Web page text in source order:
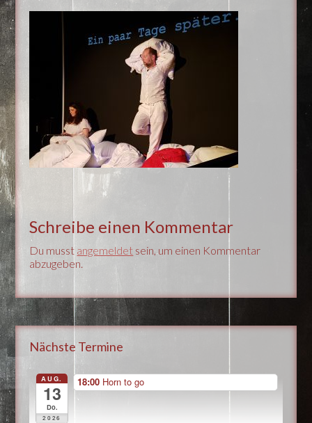
Schreibe einen Kommentar
Du musst angemeldet sein, um einen Kommentar
abzugeben.
Nächste Termine
AUG.
13
Do.
2026
18:00 Horn to go